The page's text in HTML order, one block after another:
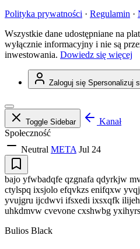
Polityka prywatności · Regulamin ·
Wszystkie dane udostępniane na
wyłącznie informacyjny i nie są
inwestowania. Dowiedz się więcej
Zaloguj się Spersonalizuj
Toggle Sidebar
Kanał
Społeczność
Neutral META Jul 24
bajo yfwbadqfe qzgnafa qdyrkjw
ctylspq ixsjolo efqvkzs enifqxw
yvujgru ijcdwvi ifsxedi ixsxqfk
uhkdmvw cvevone cxshwbg
Bulios Black